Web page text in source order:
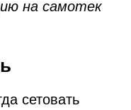
на самотек
сетовать